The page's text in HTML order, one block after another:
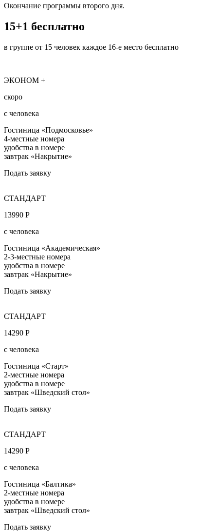
Окончание программы второго дня.
15+1 бесплатно
в группе от 15 человек каждое 16-е место бесплатно
ЭКОНОМ +
скоро
с человека
Гостиница «Подмосковье»
4-местные номера
удобства в номере
завтрак «Накрытие»
Подать заявку
СТАНДАРТ
13990 Р
с человека
Гостиница «Академическая»
2-3-местные номера
удобства в номере
завтрак «Накрытие»
Подать заявку
СТАНДАРТ
14290 Р
с человека
Гостиница «Старт»
2-местные номера
удобства в номере
завтрак «Шведский стол»
Подать заявку
СТАНДАРТ
14290 Р
с человека
Гостиница «Балтика»
2-местные номера
удобства в номере
завтрак «Шведский стол»
Подать заявку